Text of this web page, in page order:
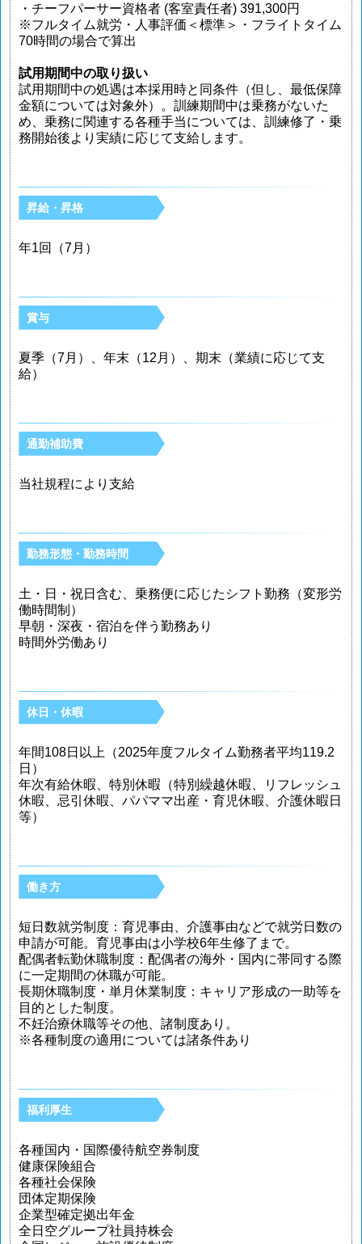
・チーフパーサー資格者 (客室責任者) 391,300円
※フルタイム就労・人事評価＜標準＞・フライトタイム
70時間の場合で算出
試用期間中の取り扱い
試用期間中の処遇は本採用時と同条件（但し、最低保障
金額については対象外）。訓練期間中は乗務がないた
め、乗務に関連する各種手当については、訓練修了・乗
務開始後より実績に応じて支給します。
昇給・昇格
年1回（7月）
賞与
夏季（7月）、年末（12月）、期末（業績に応じて支
給）
通勤補助費
当社規程により支給
勤務形態・勤務時間
土・日・祝日含む、乗務便に応じたシフト勤務（変形労
働時間制）
早朝・深夜・宿泊を伴う勤務あり
時間外労働あり
休日・休暇
年間108日以上（2025年度フルタイム勤務者平均119.2
日）
年次有給休暇、特別休暇（特別繰越休暇、リフレッシュ
休暇、忌引休暇、パパママ出産・育児休暇、介護休暇日
等）
働き方
短日数就労制度：育児事由、介護事由などで就労日数の
申請が可能。育児事由は小学校6年生修了まで。
配偶者転勤休職制度：配偶者の海外・国内に帯同する際
に一定期間の休職が可能。
長期休職制度・単月休業制度：キャリア形成の一助等を
目的とした制度。
不妊治療休職等その他、諸制度あり。
※各種制度の適用については諸条件あり
福利厚生
各種国内・国際優待航空券制度
健康保険組合
各種社会保険
団体定期保険
企業型確定拠出年金
全日空グループ社員持株会